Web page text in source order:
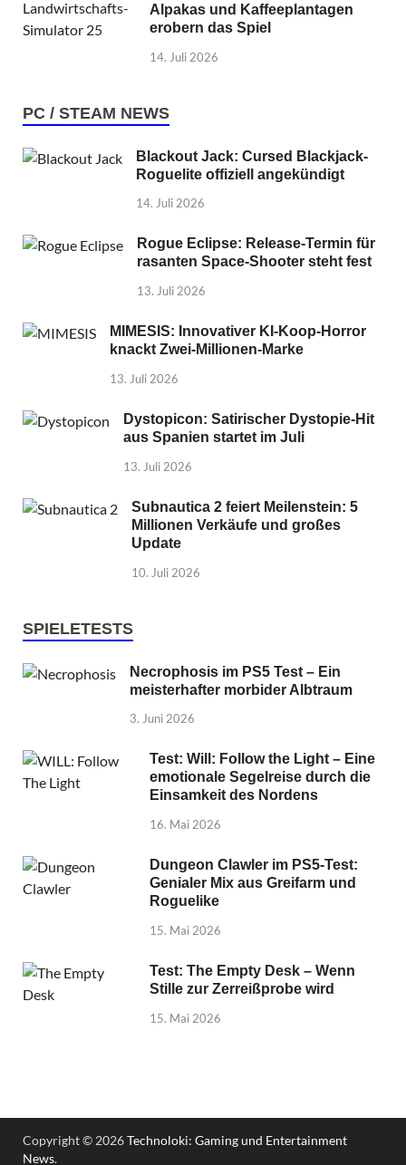
Alpakas und Kaffeeplantagen
erobern das Spiel
14. Juli 2026
PC / STEAM NEWS
Blackout Jack: Cursed Blackjack-
Roguelite offiziell angekündigt
14. Juli 2026
Rogue Eclipse: Release-Termin für
rasanten Space-Shooter steht fest
13. Juli 2026
MIMESIS: Innovativer KI-Koop-Horror
knackt Zwei-Millionen-Marke
13. Juli 2026
Dystopicon: Satirischer Dystopie-Hit
aus Spanien startet im Juli
13. Juli 2026
Subnautica 2 feiert Meilenstein: 5
Millionen Verkäufe und großes
Update
10. Juli 2026
SPIELETESTS
Necrophosis im PS5 Test – Ein
meisterhafter morbider Albtraum
3. Juni 2026
Test: Will: Follow the Light – Eine
emotionale Segelreise durch die
Einsamkeit des Nordens
16. Mai 2026
Dungeon Clawler im PS5-Test:
Genialer Mix aus Greifarm und
Roguelike
15. Mai 2026
Test: The Empty Desk – Wenn
Stille zur Zerreißprobe wird
15. Mai 2026
Copyright © 2026Technoloki: Gaming und Entertainment
News.